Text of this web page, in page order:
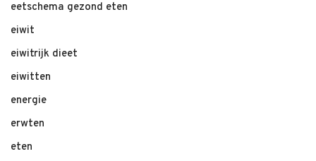
eetschema gezond eten
eiwit
eiwitrijk dieet
eiwitten
energie
erwten
eten